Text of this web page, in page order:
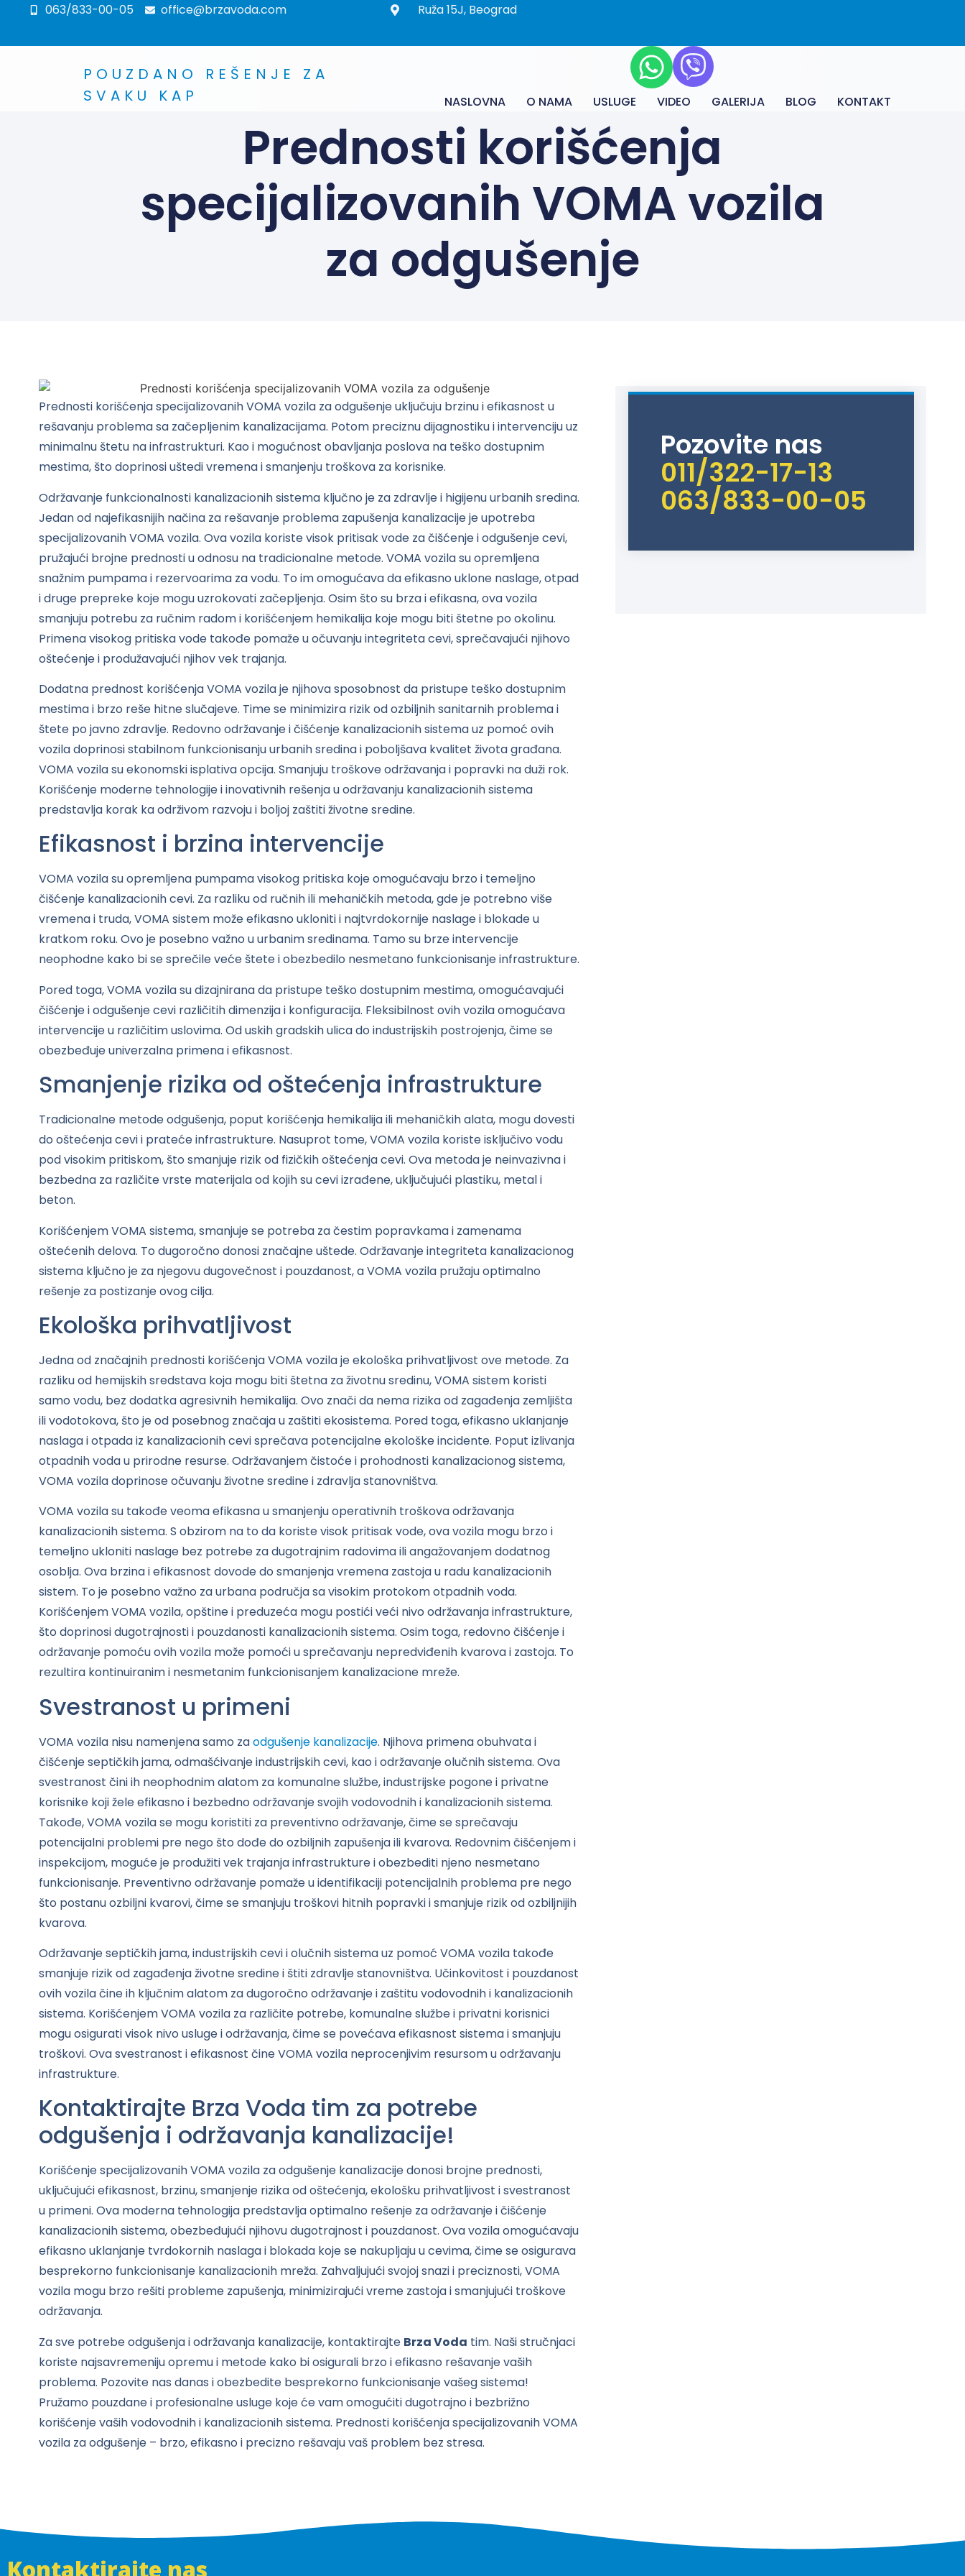
063/833-00-05 office@brzavoda.com Ruža 15J, Beograd
POUZDANO REŠENJE ZA
SVAKU KAP
NASLOVNA O NAMA USLUGE VIDEO GALERIJA BLOG KONTAKT
Prednosti korišćenja
specijalizovanih VOMA vozila
za odgušenje
Prednosti korišćenja specijalizovanih VOMA vozila za odgušenje uključuju brzinu i efikasnost u
rešavanju problema sa začepljenim kanalizacijama. Potom preciznu dijagnostiku i intervenciju uz
minimalnu štetu na infrastrukturi. Kao i mogućnost obavljanja poslova na teško dostupnim
mestima, što doprinosi uštedi vremena i smanjenju troškova za korisnike.
Održavanje funkcionalnosti kanalizacionih sistema ključno je za zdravlje i higijenu urbanih sredina.
Jedan od najefikasnijih načina za rešavanje problema zapušenja kanalizacije je upotreba
specijalizovanih VOMA vozila. Ova vozila koriste visok pritisak vode za čišćenje i odgušenje cevi,
pružajući brojne prednosti u odnosu na tradicionalne metode. VOMA vozila su opremljena
snažnim pumpama i rezervoarima za vodu. To im omogućava da efikasno uklone naslage, otpad
i druge prepreke koje mogu uzrokovati začepljenja. Osim što su brza i efikasna, ova vozila
smanjuju potrebu za ručnim radom i korišćenjem hemikalija koje mogu biti štetne po okolinu.
Primena visokog pritiska vode takođe pomaže u očuvanju integriteta cevi, sprečavajući njihovo
oštećenje i produžavajući njihov vek trajanja.
Dodatna prednost korišćenja VOMA vozila je njihova sposobnost da pristupe teško dostupnim
mestima i brzo reše hitne slučajeve. Time se minimizira rizik od ozbiljnih sanitarnih problema i
štete po javno zdravlje. Redovno održavanje i čišćenje kanalizacionih sistema uz pomoć ovih
vozila doprinosi stabilnom funkcionisanju urbanih sredina i poboljšava kvalitet života građana.
VOMA vozila su ekonomski isplativa opcija. Smanjuju troškove održavanja i popravki na duži rok.
Korišćenje moderne tehnologije i inovativnih rešenja u održavanju kanalizacionih sistema
predstavlja korak ka održivom razvoju i boljoj zaštiti životne sredine.
Efikasnost i brzina intervencije
VOMA vozila su opremljena pumpama visokog pritiska koje omogućavaju brzo i temeljno
čišćenje kanalizacionih cevi. Za razliku od ručnih ili mehaničkih metoda, gde je potrebno više
vremena i truda, VOMA sistem može efikasno ukloniti i najtvrdokornije naslage i blokade u
kratkom roku. Ovo je posebno važno u urbanim sredinama. Tamo su brze intervencije
neophodne kako bi se sprečile veće štete i obezbedilo nesmetano funkcionisanje infrastrukture.
Pored toga, VOMA vozila su dizajnirana da pristupe teško dostupnim mestima, omogućavajući
čišćenje i odgušenje cevi različitih dimenzija i konfiguracija. Fleksibilnost ovih vozila omogućava
intervencije u različitim uslovima. Od uskih gradskih ulica do industrijskih postrojenja, čime se
obezbeđuje univerzalna primena i efikasnost.
Smanjenje rizika od oštećenja infrastrukture
Tradicionalne metode odgušenja, poput korišćenja hemikalija ili mehaničkih alata, mogu dovesti
do oštećenja cevi i prateće infrastrukture. Nasuprot tome, VOMA vozila koriste isključivo vodu
pod visokim pritiskom, što smanjuje rizik od fizičkih oštećenja cevi. Ova metoda je neinvazivna i
bezbedna za različite vrste materijala od kojih su cevi izrađene, uključujući plastiku, metal i
beton.
Korišćenjem VOMA sistema, smanjuje se potreba za čestim popravkama i zamenama
oštećenih delova. To dugoročno donosi značajne uštede. Održavanje integriteta kanalizacionog
sistema ključno je za njegovu dugovečnost i pouzdanost, a VOMA vozila pružaju optimalno
rešenje za postizanje ovog cilja.
Ekološka prihvatljivost
Jedna od značajnih prednosti korišćenja VOMA vozila je ekološka prihvatljivost ove metode. Za
razliku od hemijskih sredstava koja mogu biti štetna za životnu sredinu, VOMA sistem koristi
samo vodu, bez dodatka agresivnih hemikalija. Ovo znači da nema rizika od zagađenja zemljišta
ili vodotokova, što je od posebnog značaja u zaštiti ekosistema. Pored toga, efikasno uklanjanje
naslaga i otpada iz kanalizacionih cevi sprečava potencijalne ekološke incidente. Poput izlivanja
otpadnih voda u prirodne resurse. Održavanjem čistoće i prohodnosti kanalizacionog sistema,
VOMA vozila doprinose očuvanju životne sredine i zdravlja stanovništva.
VOMA vozila su takođe veoma efikasna u smanjenju operativnih troškova održavanja
kanalizacionih sistema. S obzirom na to da koriste visok pritisak vode, ova vozila mogu brzo i
temeljno ukloniti naslage bez potrebe za dugotrajnim radovima ili angažovanjem dodatnog
osoblja. Ova brzina i efikasnost dovode do smanjenja vremena zastoja u radu kanalizacionih
sistem. To je posebno važno za urbana područja sa visokim protokom otpadnih voda.
Korišćenjem VOMA vozila, opštine i preduzeća mogu postići veći nivo održavanja infrastrukture,
što doprinosi dugotrajnosti i pouzdanosti kanalizacionih sistema. Osim toga, redovno čišćenje i
održavanje pomoću ovih vozila može pomoći u sprečavanju nepredviđenih kvarova i zastoja. To
rezultira kontinuiranim i nesmetanim funkcionisanjem kanalizacione mreže.
Svestranost u primeni
VOMA vozila nisu namenjena samo zaodgušenje kanalizacije. Njihova primena obuhvata i
čišćenje septičkih jama, odmašćivanje industrijskih cevi, kao i održavanje olučnih sistema. Ova
svestranost čini ih neophodnim alatom za komunalne službe, industrijske pogone i privatne
korisnike koji žele efikasno i bezbedno održavanje svojih vodovodnih i kanalizacionih sistema.
Takođe, VOMA vozila se mogu koristiti za preventivno održavanje, čime se sprečavaju
potencijalni problemi pre nego što dođe do ozbiljnih zapušenja ili kvarova. Redovnim čišćenjem i
inspekcijom, moguće je produžiti vek trajanja infrastrukture i obezbediti njeno nesmetano
funkcionisanje. Preventivno održavanje pomaže u identifikaciji potencijalnih problema pre nego
što postanu ozbiljni kvarovi, čime se smanjuju troškovi hitnih popravki i smanjuje rizik od ozbiljnijih
kvarova.
Održavanje septičkih jama, industrijskih cevi i olučnih sistema uz pomoć VOMA vozila takođe
smanjuje rizik od zagađenja životne sredine i štiti zdravlje stanovništva. Učinkovitost i pouzdanost
ovih vozila čine ih ključnim alatom za dugoročno održavanje i zaštitu vodovodnih i kanalizacionih
sistema. Korišćenjem VOMA vozila za različite potrebe, komunalne službe i privatni korisnici
mogu osigurati visok nivo usluge i održavanja, čime se povećava efikasnost sistema i smanjuju
troškovi. Ova svestranost i efikasnost čine VOMA vozila neprocenjivim resursom u održavanju
infrastrukture.
Kontaktirajte Brza Voda tim za potrebe
odgušenja i održavanja kanalizacije!
Korišćenje specijalizovanih VOMA vozila za odgušenje kanalizacije donosi brojne prednosti,
uključujući efikasnost, brzinu, smanjenje rizika od oštećenja, ekološku prihvatljivost i svestranost
u primeni. Ova moderna tehnologija predstavlja optimalno rešenje za održavanje i čišćenje
kanalizacionih sistema, obezbeđujući njihovu dugotrajnost i pouzdanost. Ova vozila omogućavaju
efikasno uklanjanje tvrdokornih naslaga i blokada koje se nakupljaju u cevima, čime se osigurava
besprekorno funkcionisanje kanalizacionih mreža. Zahvaljujući svojoj snazi i preciznosti, VOMA
vozila mogu brzo rešiti probleme zapušenja, minimizirajući vreme zastoja i smanjujući troškove
održavanja.
Za sve potrebe odgušenja i održavanja kanalizacije, kontaktirajte Brza Voda tim. Naši stručnjaci
koriste najsavremeniju opremu i metode kako bi osigurali brzo i efikasno rešavanje vaših
problema. Pozovite nas danas i obezbedite besprekorno funkcionisanje vašeg sistema!
Pružamo pouzdane i profesionalne usluge koje će vam omogućiti dugotrajno i bezbrižno
korišćenje vaših vodovodnih i kanalizacionih sistema. Prednosti korišćenja specijalizovanih VOMA
vozila za odgušenje – brzo, efikasno i precizno rešavaju vaš problem bez stresa.
Pozovite nas
011/322-17-13
063/833-00-05
Kontaktirajte nas